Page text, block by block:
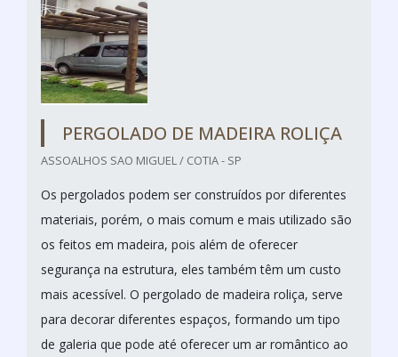
PERGOLADO DE MADEIRA ROLIÇA
ASSOALHOS SAO MIGUEL / COTIA - SP
Os pergolados podem ser construídos por diferentes
materiais, porém, o mais comum e mais utilizado são
os feitos em madeira, pois além de oferecer
segurança na estrutura, eles também têm um custo
mais acessível. O pergolado de madeira roliça, serve
para decorar diferentes espaços, formando um tipo
de galeria que pode até oferecer um ar romântico ao